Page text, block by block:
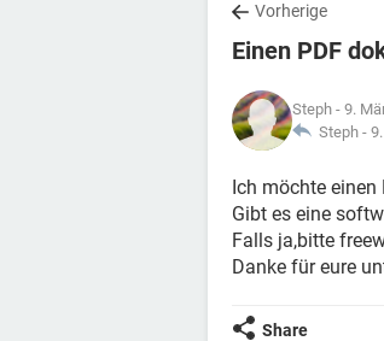
Vorherige
Einen PDF
Steph - 9.
Steph -
Ich möchte
Gibt es eine
Falls ja,bitte
Danke für eure
Share